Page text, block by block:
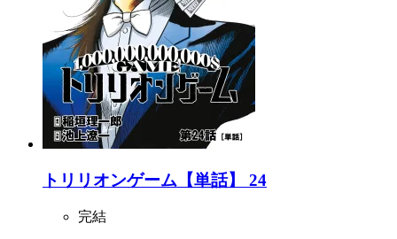
トリリオンゲーム【単話】 24
完結